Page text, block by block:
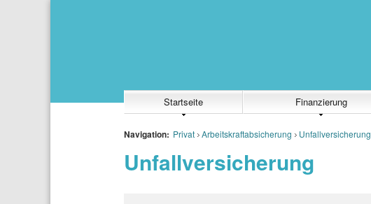
Startseite Finanzierung
Navigation: Privat Arbeitskraftabsicherung Unfallversicherung
Unfallversicherung